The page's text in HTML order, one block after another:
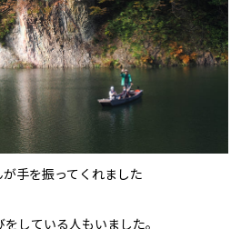
手を振ってくれました
している人もいました。